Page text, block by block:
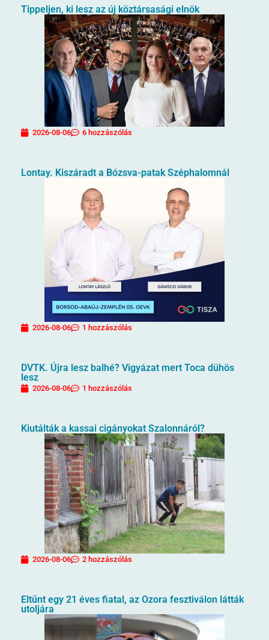
Tippeljen, ki lesz az új köztársasági elnök
2026-08-06 6 hozzászólás
Lontay. Kiszáradt a Bózsva-patak Széphalomnál
2026-08-06 1 hozzászólás
DVTK. Újra lesz balhé? Vigyázat mert Toca dühös
lesz
2026-08-06 1 hozzászólás
Kiutálták a kassai cigányokat Szalonnáról?
2026-08-06 2 hozzászólás
Eltűnt egy 21 éves fiatal, az Ozora fesztiválon látták
utoljára